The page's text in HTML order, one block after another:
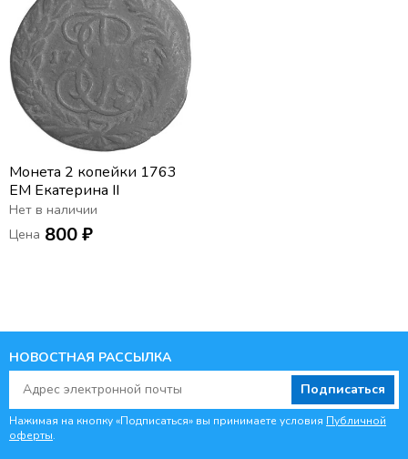
Монета 2 копейки 1763
ЕМ Екатерина II
Нет в наличии
Цена 800 ₽
НОВОСТНАЯ РАССЫЛКА
Подписаться
Нажимая на кнопку «Подписаться» вы принимаете условия Публичной
оферты.